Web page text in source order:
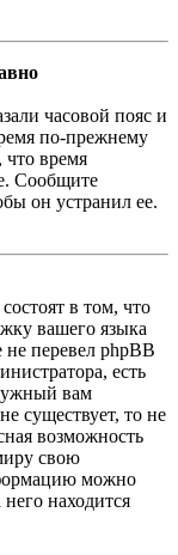
часовой пояс и
по-прежнему
что время
Сообщите
он устранил ее.
в том, что
вашего языка
перевел phpBB
есть
вам
существует, то не
возможность
свою
можно
находится